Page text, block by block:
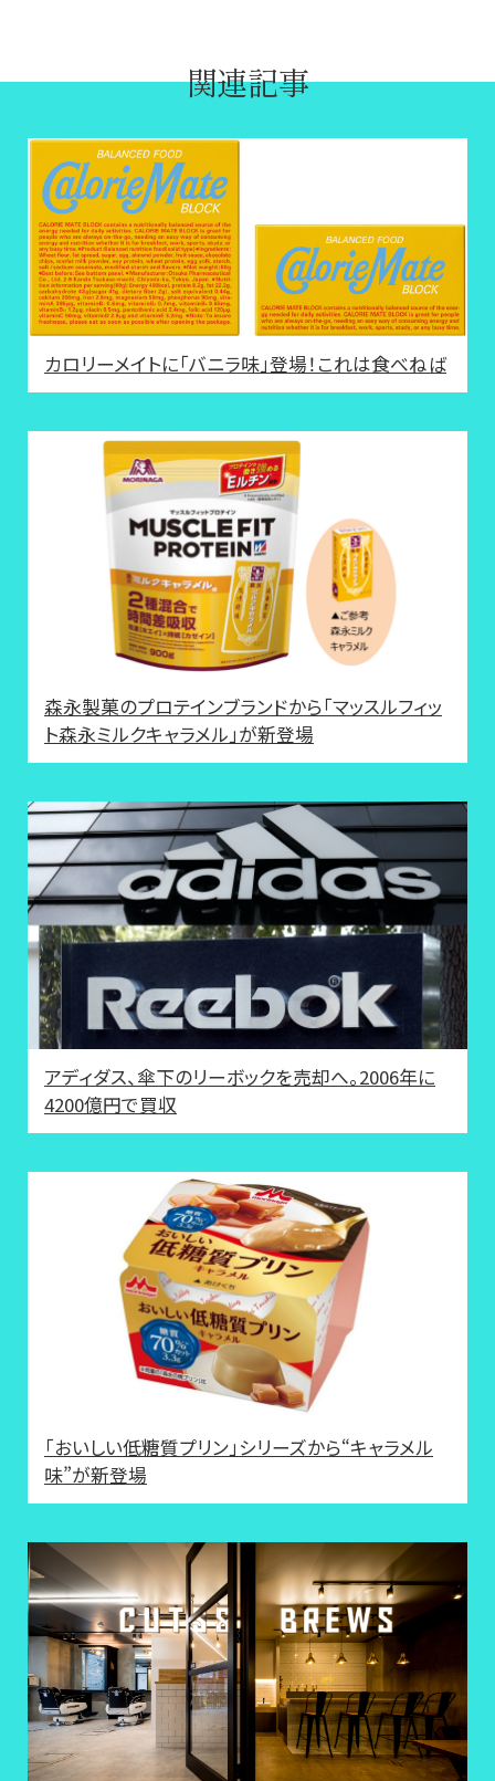
関連記事
カロリーメイトに「バニラ味」登場！これは食べねば
森永製菓のプロテインブランドから「マッスルフィッ
ト森永ミルクキャラメル」が新登場
アディダス、傘下のリーボックを売却へ。2006年に
4200億円で買収
「おいしい低糖質プリン」シリーズから“キャラメル
味”が新登場